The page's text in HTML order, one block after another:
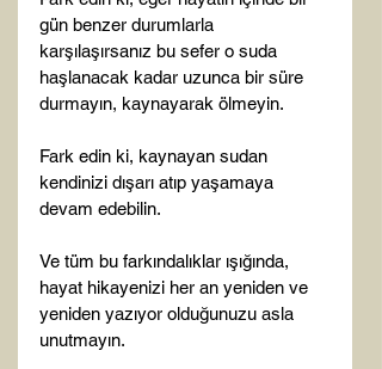
gün benzer durumlarla
karşılaşırsanız bu sefer o suda
haşlanacak kadar uzunca bir süre
durmayın, kaynayarak ölmeyin.
Fark edin ki, kaynayan sudan
kendinizi dışarı atıp yaşamaya
devam edebilin.
Ve tüm bu farkındalıklar ışığında,
hayat hikayenizi her an yeniden ve
yeniden yazıyor olduğunuzu asla
unutmayın.